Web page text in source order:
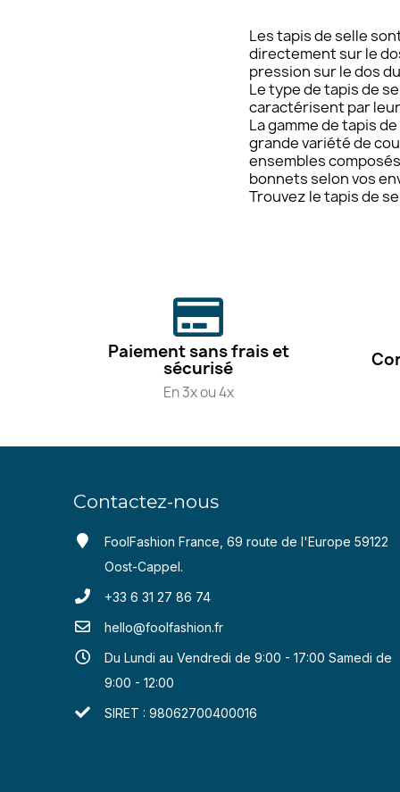
Les tapis de selle
directement sur le
pression sur le dos
Le type de tapis de
caractérisent par
La gamme de tapis
grande variété de
ensembles
bonnets selon vos
Trouvez le tapis de
Paiement sans frais et
sécurisé
En 3x ou 4x
Contactez-nous
FoolFashion France, 69 route de l'Europe 59122
Oost-Cappel.
+33 6 31 27 86 74
hello@foolfashion.fr
Du Lundi au Vendredi de 9:00 - 17:00 Samedi de
9:00 - 12:00
SIRET : 98062700400016